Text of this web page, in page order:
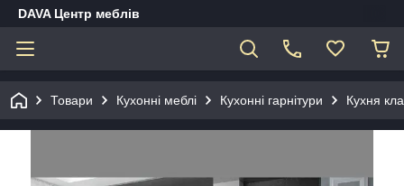
DAVA Центр меблів
Товари Кухонні меблі Кухонні гарнітури Кухня